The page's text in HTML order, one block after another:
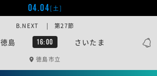
04.04[土]
徳島 16:00 さいたま
B.NEXT | 第27節
徳島市立